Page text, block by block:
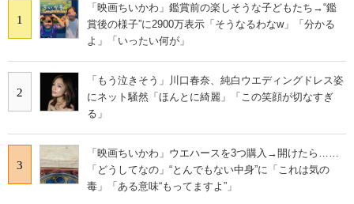
1
「映画ちいかわ」鑑賞前の楽しそうな子どもたち→“鑑
賞後の様子”に2900万表示「そうなるわなw」「分かる
よ」「いったい何が」
2
「もう泣きそう」川口春奈、純白ウエディングドレス姿
にネット騒然「ほんとに綺麗」「この笑顔が切なすぎ
る」
3
「映画ちいかわ」ウエハースを3つ購入→開けたら……
「どうしてなの」“とんでもない中身”に「これは気の
毒」「ある意味“もってますよ”」